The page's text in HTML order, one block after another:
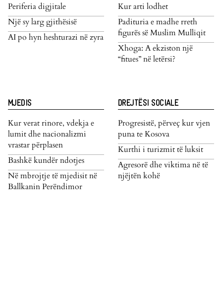
Periferia digjitale
Një sy larg gjithësisë
AI po hyn heshturazi në zyra
Kur arti lodhet
Padituria e madhe rreth
figurës së Muslim Mulliqit
Xhoga: A ekziston një
“fitues” në letërsi?
MJEDIS
Kur verat rinore, vdekja e
lumit dhe nacionalizmi
vrastar përplasen
Bashkë kundër ndotjes
Në mbrojtje të mjedisit në
Ballkanin Perëndimor
DREJTËSI SOCIALE
Progresistë, përveç kur vjen
puna te Kosova
Kurthi i turizmit të luksit
Agresorë dhe viktima në të
njëjtën kohë